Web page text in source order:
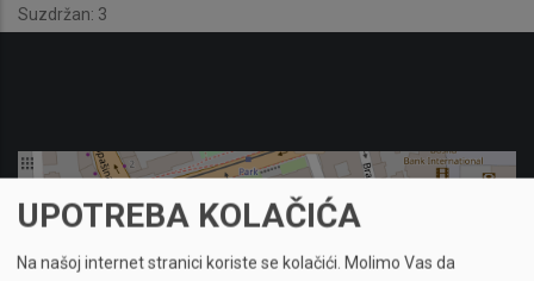
Suzdržan: 3
UPOTREBA KOLAČIĆA
Na našoj internet stranici koriste se kolačići. Molimo Vas da